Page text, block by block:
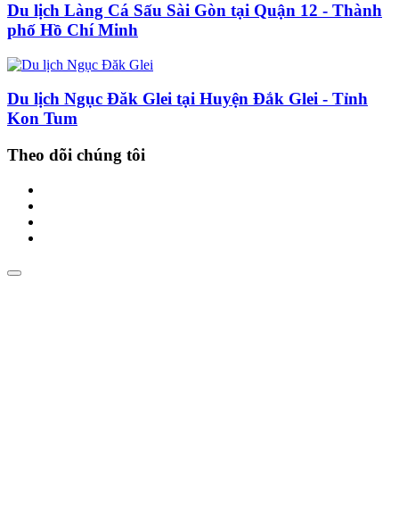
Du lịch Làng Cá Sấu Sài Gòn tại Quận 12 - Thành
phố Hồ Chí Minh
Du lịch Ngục Đăk Glei tại Huyện Đắk Glei - Tỉnh
Kon Tum
Theo dõi chúng tôi